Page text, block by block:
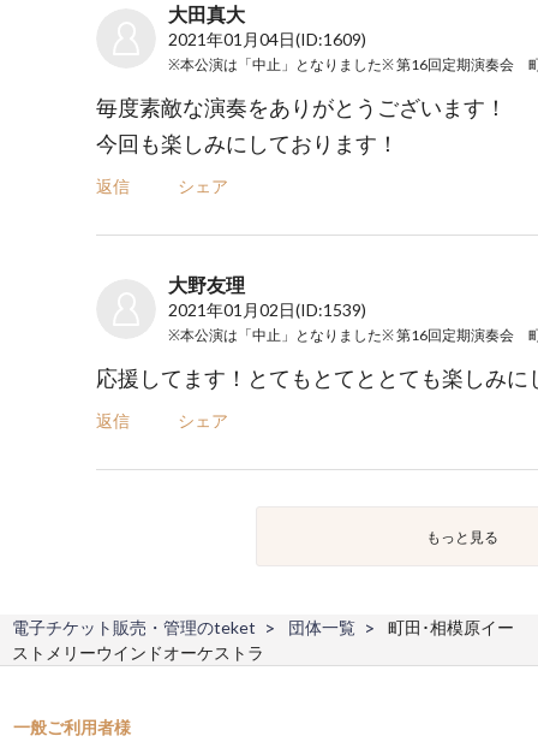
大田真大
2021年01月04日(ID:1609)
毎度素敵な演奏をありがとうございます！
今回も楽しみにしております！
返信 シェア
大野友理
2021年01月02日(ID:1539)
応援してます！とてもとてととても楽しみに
返信 シェア
もっと見る
電子チケット販売・管理のteket 団体一覧
町田･相模原イー
ストメリーウインドオーケストラ
一般ご利用者様